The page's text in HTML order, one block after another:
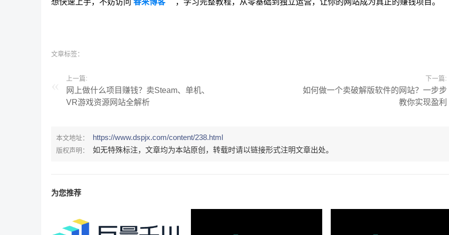
想快速上手，不妨访问 春来博客 ，学习完整教程，从零基础到独立运营，让你的网站成为真正的赚钱项目。
文章标签：
上一篇:
网上做什么项目赚钱？卖Steam、单机、
VR游戏资源网站全解析
下一篇:
如何做一个卖破解版软件的网站？一步步
教你实现盈利
本文地址： https://www.dspjx.com/content/238.html
版权声明： 如无特殊标注，文章均为本站原创，转载时请以链接形式注明文章出处。
为您推荐